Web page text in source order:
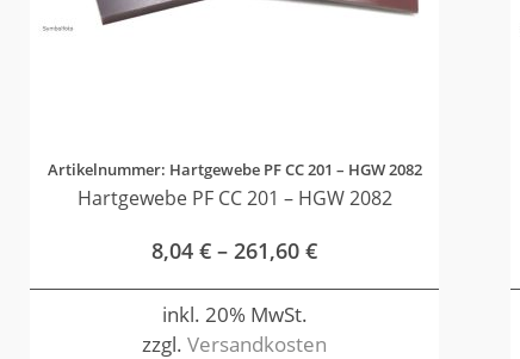
Artikelnummer: Hartgewebe PF CC 201 – HGW 2082
Hartgewebe PF CC 201 – HGW 2082
8,04€ –261,60€
inkl. 20% MwSt.
zzgl.Versandkosten